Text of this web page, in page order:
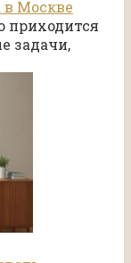
Москве
приходится
задачи,